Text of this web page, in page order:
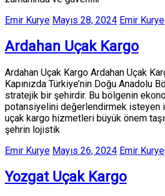
Emir Kurye Mayıs 28, 2024 Emir Kurye
Ardahan Uçak Kargo
Ardahan Uçak Kargo Ardahan Uçak
Kapınızda Türkiye’nin Doğu Anadolu
stratejik bir şehirdir. Bu bölgenin
potansiyelini değerlendirmek isteyen
uçak kargo hizmetleri büyük önem
şehrin lojistik
Emir Kurye Mayıs 26, 2024 Emir Kurye
Yozgat Uçak Kargo